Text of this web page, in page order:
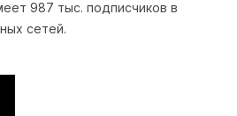
987 тыс. подписчиков в
сетей.